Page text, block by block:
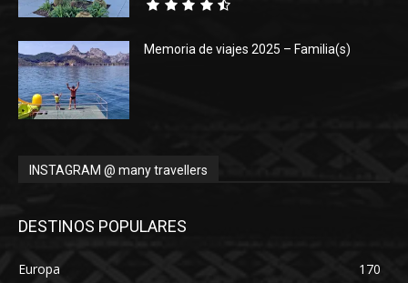
Memoria de viajes 2025 – Familia(s)
INSTAGRAM @ many travellers
DESTINOS POPULARES
Europa
170